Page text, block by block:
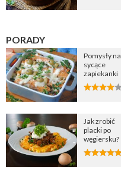
PORADY
Pomysły na
sycące
zapiekanki
Jak zrobić
placki po
węgiersku?